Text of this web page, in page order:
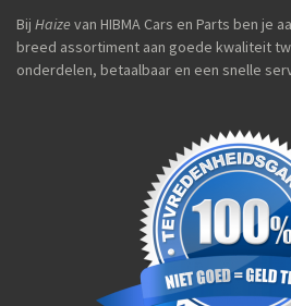
Bij Haizevan HIBMA Cars en Parts ben je
breed assortiment aan goede kwaliteit
onderdelen, betaalbaar en een snelle